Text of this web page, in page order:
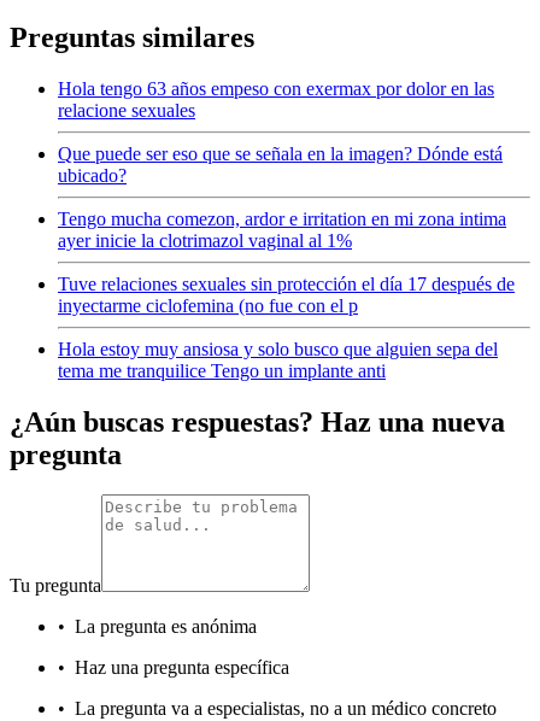
Preguntas similares
Hola tengo 63 años empeso con exermax por dolor en las
relacione sexuales
Que puede ser eso que se señala en la imagen? Dónde está
ubicado?
Tengo mucha comezon, ardor e irritation en mi zona intima
ayer inicie la clotrimazol vaginal al 1%
Tuve relaciones sexuales sin protección el día 17 después de
inyectarme ciclofemina (no fue con el p
Hola estoy muy ansiosa y solo busco que alguien sepa del
tema me tranquilice Tengo un implante anti
¿Aún buscas respuestas? Haz una nueva
pregunta
Tu pregunta
• La pregunta es anónima
• Haz una pregunta específica
• La pregunta va a especialistas, no a un médico concreto